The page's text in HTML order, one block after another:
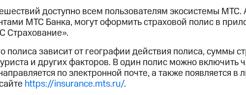
доступно всем пользователям экосистемы
МТС Банка, могут оформить страховой полис в
Страхование».
полиса зависит от географии действия полиса, суммы
и других факторов. В один полис можно включить
по электронной почте, а также появляется в
https://insurance.mts.ru/.